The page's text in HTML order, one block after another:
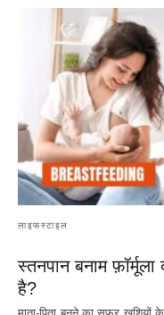
लाइफस्टाइल
स्तनपान बनाम
है?